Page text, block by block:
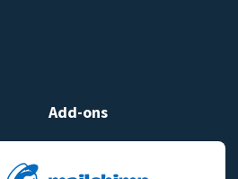
Add-ons